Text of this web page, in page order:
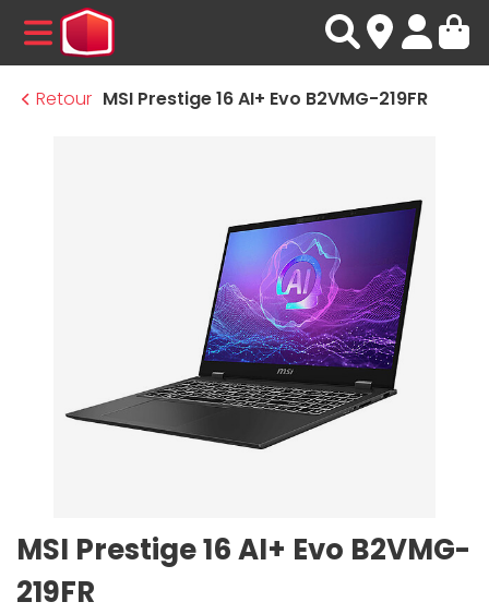
MENU
Retour MSI Prestige 16 AI+ Evo B2VMG-219FR
MSI Prestige 16 AI+ Evo B2VMG-
219FR